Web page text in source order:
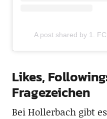
A post shared by 1.
Likes,
Fragezeichen
Bei Hollerbach gibt